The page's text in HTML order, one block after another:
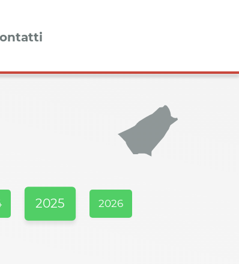
2025 2026